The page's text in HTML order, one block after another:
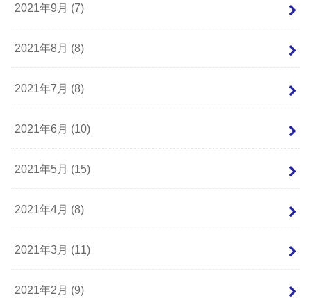
2021年9月 (7)
2021年8月 (8)
2021年7月 (8)
2021年6月 (10)
2021年5月 (15)
2021年4月 (8)
2021年3月 (11)
2021年2月 (9)